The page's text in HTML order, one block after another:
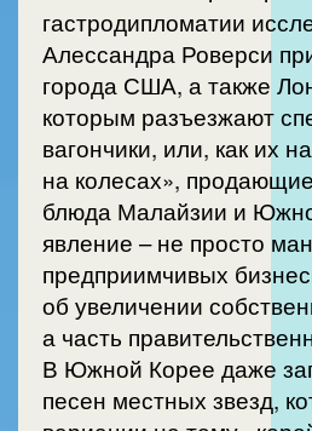
гастродипломатии
Алессандра Роверси
города США, а также
которым разъезжают
вагончики, или, как их
на колесах»,
блюда Малайзии и
явление – не просто
предприимчивых
об увеличении
а часть
В Южной Корее даже
песен местных звезд,